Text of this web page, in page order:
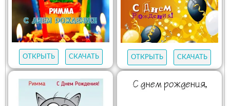
ОТКРЫТЬ СКАЧАТЬ ОТКРЫТЬ СКАЧАТЬ